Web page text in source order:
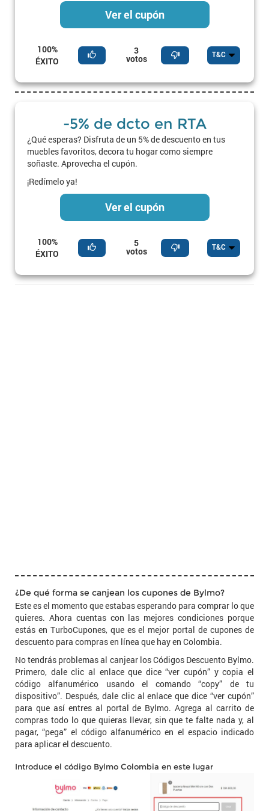
Ver el cupón
100%
ÉXITO
3
votos T&C
-5% de dcto en RTA
¿Qué esperas? Disfruta de un 5% de descuento en tus
muebles favoritos, decora tu hogar como siempre
soñaste. Aprovecha el cupón.
¡Redímelo ya!
Ver el cupón
100%
ÉXITO
5
votos T&C
¿De qué forma se canjean los cupones de Bylmo?
Este es el momento que estabas esperando para comprar lo que
quieres. Ahora cuentas con las mejores condiciones porque
estás en TurboCupones, que es el mejor portal de cupones de
descuento para compras en línea que hay en Colombia.
No tendrás problemas al canjear los Códigos Descuento Bylmo.
Primero, dale clic al enlace que dice “ver cupón” y copia el
código alfanumérico usando el comando “copy” de tu
dispositivo”. Después, dale clic al enlace que dice “ver cupón”
para que así entres al portal de Bylmo. Agrega al carrito de
compras todo lo que quieras llevar, sin que te falte nada y, al
pagar, “pega” el código alfanumérico en el espacio indicado
para aplicar el descuento.
Introduce el código Bylmo Colombia en este lugar